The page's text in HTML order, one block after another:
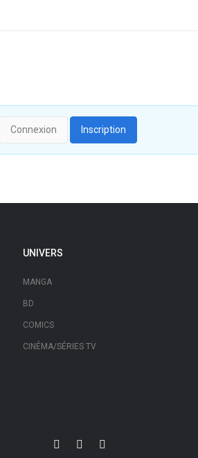
Connexion Inscription
UNIVERS
MANGA
BD
COMICS
CINÉMA/SÉRIES TV